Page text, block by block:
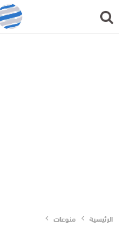
الرئيسية منوعات